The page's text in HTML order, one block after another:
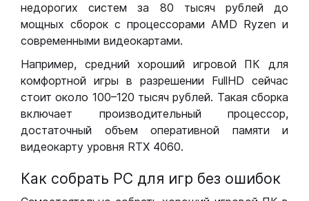
недорогих систем за 80 тысяч рублей до
мощных сборок с процессорами AMD Ryzen и
современными видеокартами.
Например, средний хороший игровой ПК для
комфортной игры в разрешении FullHD сейчас
стоит около 100–120 тысяч рублей. Такая сборка
включает производительный процессор,
достаточный объем оперативной памяти и
видеокарту уровня RTX 4060.
Как собрать РС для игр без ошибок